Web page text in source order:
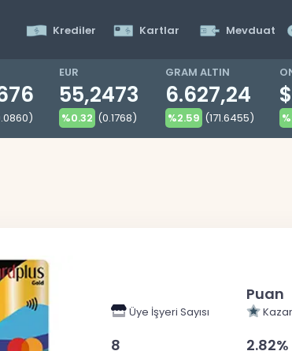
Krediler Kartlar Mevduat
EUR
55,2473
%0.32 (0.1768)
GRAM ALTIN
6.627,24
%2.59 (171.6455)
Üye İşyeri Sayısı
8
Puan
2.82%